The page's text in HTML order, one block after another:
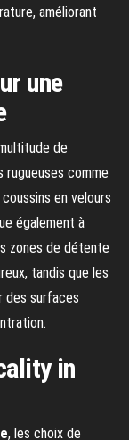
améliorant
une
de
comme
en velours
également à
zones de détente
tandis que les
des surfaces
in
, les choix de